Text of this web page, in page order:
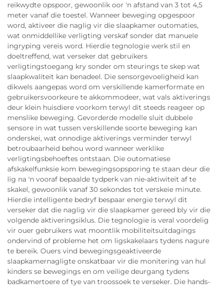
reikwydte opspoor, gewoonlik oor 'n afstand van 3 tot 4,5
meter vanaf die toestel. Wanneer beweging opgespoor
word, aktiveer die naglig vir die slaapkamer outomaties,
wat onmiddellike verligting verskaf sonder dat manuele
ingryping vereis word. Hierdie tegnologie werk stil en
doeltreffend, wat verseker dat gebruikers
verligtingstoegang kry sonder om steurings te skep wat
slaapkwaliteit kan benadeel. Die sensorgevoeligheid kan
dikwels aangepas word om verskillende kamerformate en
gebruikersvoorkeure te akkommodeer, wat vals aktiverings
deur klein huisdiere voorkom terwyl dit steeds reageer op
menslike beweging. Gevorderde modelle sluit dubbele
sensore in wat tussen verskillende soorte beweging kan
onderskei, wat onnodige aktiverings verminder terwyl
betroubaarheid behou word wanneer werklike
verligtingsbehoeftes ontstaan. Die outomatiese
afskakelfunksie kom bewegingsopsporing te staan deur die
lig na 'n vooraf bepaalde tydperk van nie-aktiwiteit af te
skakel, gewoonlik vanaf 30 sekondes tot verskeie minute.
Hierdie intelligente bedryf bespaar energie terwyl dit
verseker dat die naglig vir die slaapkamer gereed bly vir die
volgende aktiveringsiklus. Die tegnologie is veral voordelig
vir ouer gebruikers wat moontlik mobiliteitsuitdagings
ondervind of probleme het om ligskakelaars tydens nagure
te bereik. Ouers vind bewegingsgeaktiveerde
slaapkamernagligte onskatbaar vir die monitering van hul
kinders se bewegings en om veilige deurgang tydens
badkamertoere of tye van troossoek te verseker. Die hands-